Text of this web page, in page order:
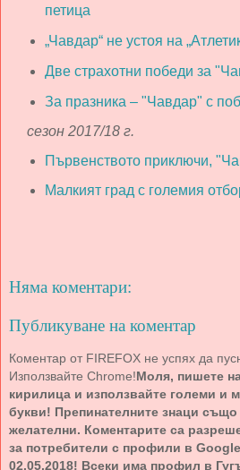
петица
„Чавдар“ не устоя на
Две страхотни победи за
За празника – "Чавдар" с
сезон 2017/18 г.
Първенството приключи,
Малкият град с големия
Няма коментари:
Публикуване на коментар
Коментар от FIREFOX не успях да
Използвайте Chrome!Моля, пишете
кирилица и използвайте големи и
букви! Препинателните знаци също
желателни. Коментарите са
за потребители с профили в
02.05.2018! Всеки има профил в